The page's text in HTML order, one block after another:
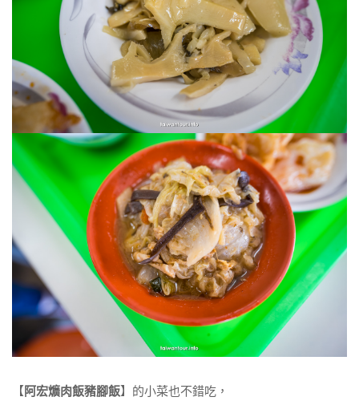
【阿宏爌肉飯豬腳飯】的小菜也不錯吃，